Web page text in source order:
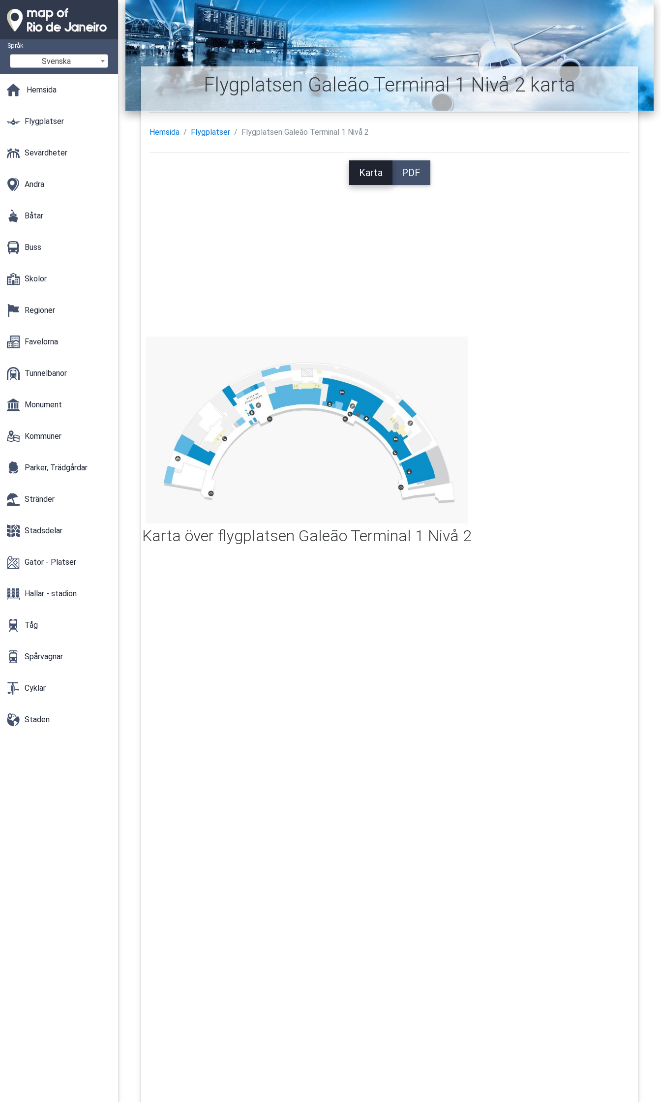
Språk
Svenska
Hemsida
Flygplatser
Sevärdheter
Andra
Båtar
Buss
Skolor
Regioner
Favelorna
Tunnelbanor
Monument
Kommuner
Parker, Trädgårdar
Stränder
Stadsdelar
Gator - Platser
Hallar - stadion
Tåg
Spårvagnar
Cyklar
Staden
Flygplatsen Galeão Terminal 1 Nivå 2 karta
Hemsida Flygplatser Flygplatsen Galeão Terminal 1 Nivå 2
Karta PDF
Karta över flygplatsen Galeão Terminal 1 Nivå 2